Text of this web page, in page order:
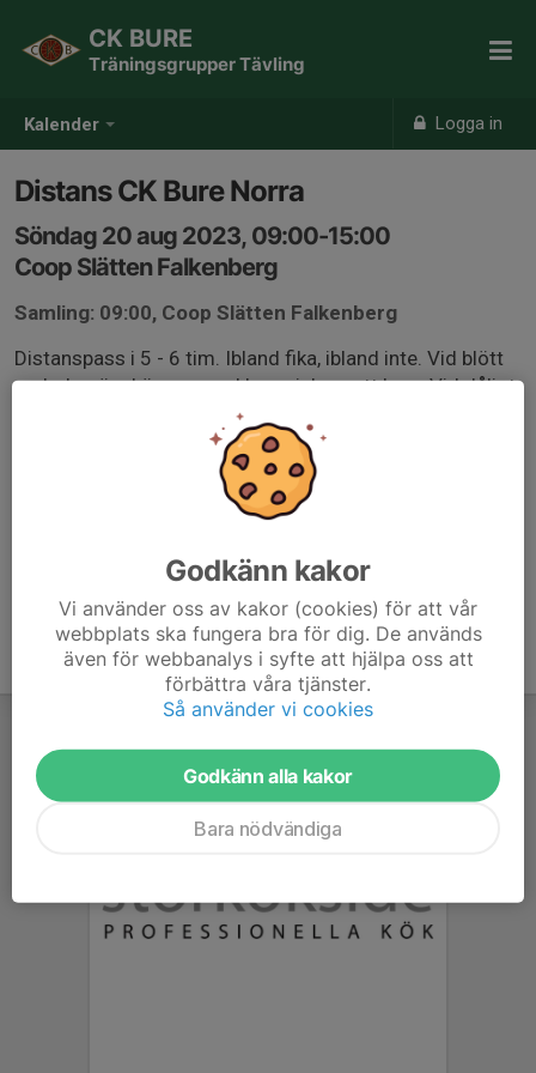
Kalender Logga in
CK BURE
Träningsgrupper Tävling
Distans CK Bure Norra
Söndag 20 aug 2023, 09:00-15:00
Coop Slätten Falkenberg
Samling: 09:00, Coop Slätten Falkenberg
Distanspass i 5 - 6 tim. Ibland fika, ibland inte. Vid blött
underlag är skärmar med kompislapp ett krav. Vid dåligt
väder eller få anmälda kan träningen ställas in eller
justeras. Rundan läggs efter aktuella väderförhållanden.
Godkänn kakor
Vi använder oss av kakor (cookies) för att vår
webbplats ska fungera bra för dig. De används
även för webbanalys i syfte att hjälpa oss att
förbättra våra tjänster.
Så använder vi cookies
Godkänn alla kakor
Bara nödvändiga